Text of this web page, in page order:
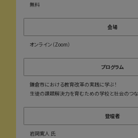
無料
会場
オンライン（Zoom）
プログラム
鎌倉市における教育改革の実践に学ぶ！
生徒の課題解決力を育むための学校と社会のつ
登壇者
岩岡寛人 氏